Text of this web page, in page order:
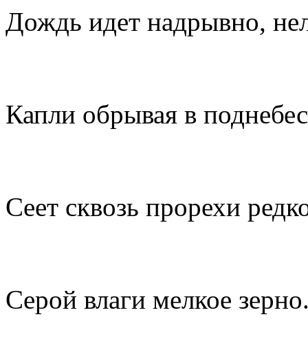
Дождь идет надрывно,
Капли обрывая в
Сеет сквозь прорехи
Серой влаги мелкое